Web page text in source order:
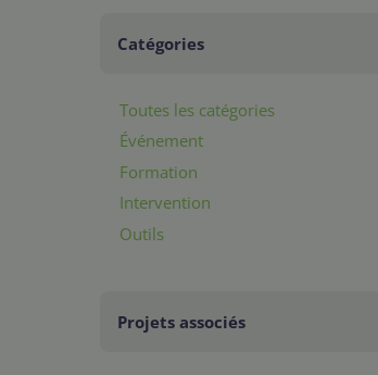
Catégories
Toutes les catégories
Événement
Formation
Intervention
Outils
Projets associés